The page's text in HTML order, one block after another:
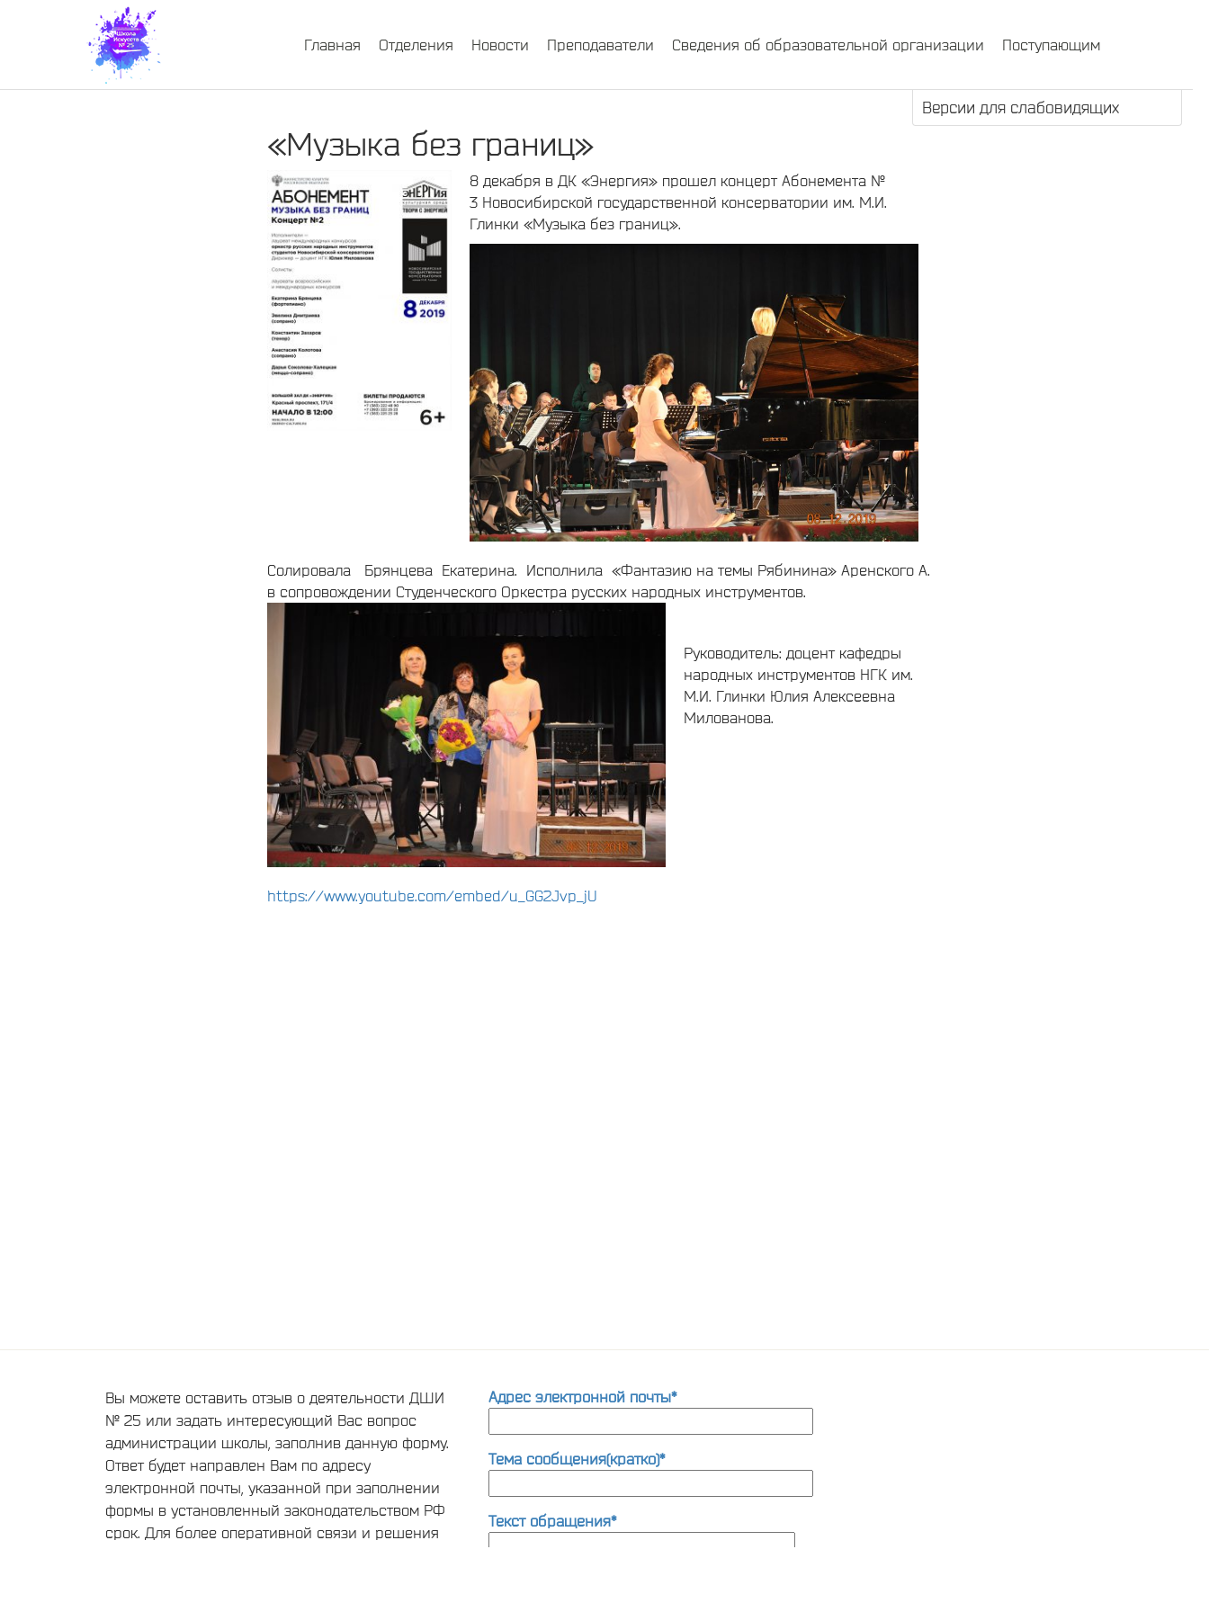
Главная Отделения Новости Преподаватели Сведения об образовательной организации Поступающим
Версии для слабовидящих
«Музыка без границ»
8 декабря в ДК «Энергия» прошел концерт Абонемента №
3 Новосибирской государственной консерватории им. М.И.
Глинки «Музыка без границ».
Солировала Брянцева Екатерина. Исполнила «Фантазию на темы Рябинина» Аренского А.
в сопровождении Студенческого Оркестра русских народных инструментов.
Руководитель: доцент кафедры
народных инструментов НГК им.
М.И. Глинки Юлия Алексеевна
Милованова.
https://www.youtube.com/embed/u_GG2Jvp_jU
Вы можете оставить отзыв о деятельности ДШИ
№ 25 или задать интересующий Вас вопрос
администрации школы, заполнив данную форму.
Ответ будет направлен Вам по адресу
электронной почты, указанной при заполнении
формы в установленный законодательством РФ
срок. Для более оперативной связи и решения
Адрес электронной почты*
Тема сообщения(кратко)*
Текст обращения*